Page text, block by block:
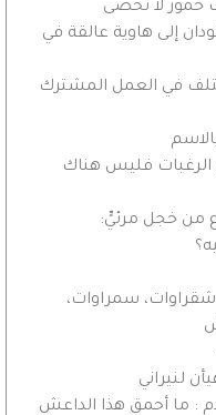
خمور لا تحصى
إلى هاوية عالقة في
في العمل المشترك
الرغبات فليس هناك
من خجل مرئيٍّ:
سمراوات،
لنيراني
: ما أحمق هذا الداعش